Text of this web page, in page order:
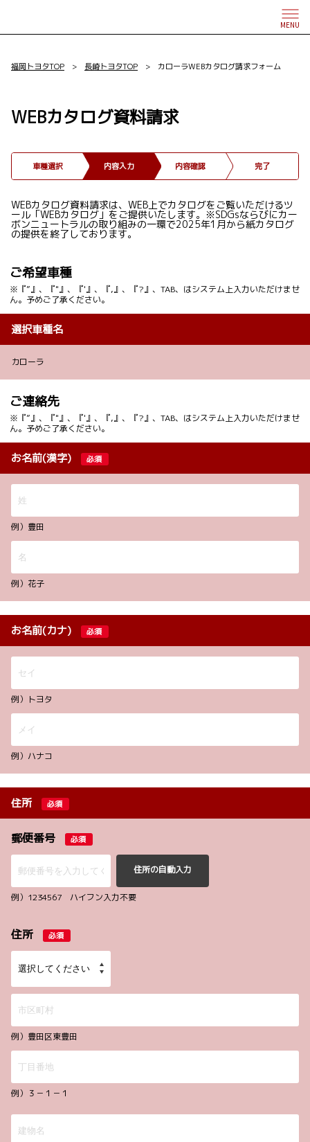
MENU
福岡トヨタTOP > 長崎トヨタTOP > カローラWEBカタログ請求フォーム
WEBカタログ資料請求
車種選択 内容入力 内容確認 完了
WEBカタログ資料請求は、WEB上でカタログをご覧いただけるツ
ール「WEBカタログ」をご提供いたします。※SDGsならびにカー
ボンニュートラルの取り組みの一環で2025年1月から紙カタログ
の提供を終了しております。
ご希望車種
※『”』、『"』、『'』、『,』、『?』、TAB、はシステム上入力いただけませ
ん。予めご了承ください。
選択車種名
カローラ
ご連絡先
※『”』、『"』、『'』、『,』、『?』、TAB、はシステム上入力いただけませ
ん。予めご了承ください。
お名前(漢字) 必須
例）豊田
例）花子
お名前(カナ) 必須
例）トヨタ
例）ハナコ
住所 必須
郵便番号 必須
住所の自動入力
例）1234567 ハイフン入力不要
住所 必須
例）豊田区東豊田
例）３－１－１